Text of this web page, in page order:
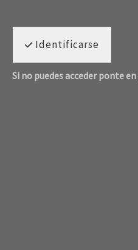
Identificarse
Si no puedes acceder ponte en